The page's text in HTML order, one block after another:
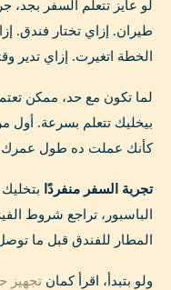
لو عايز تتعلم السفر بجد،
طيران. إزاي تختار فندق.
الخطة اتغيرت. إزاي تدير
لما تكون مع حد، ممكن
بيخليك تتعلم بسرعة. أول
كأنك عملت ده طول
تجربة السفر منفردًا
الباسبور، تراجع شروط
المطار للفندق قبل ما
ولو بتبدأ، اقرأ كمان تجهيز